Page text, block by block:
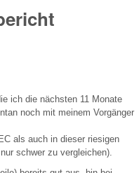
ich die nächsten 11 Monate
noch mit meinem Vorgänger
als auch in dieser riesigen
schwer zu vergleichen).